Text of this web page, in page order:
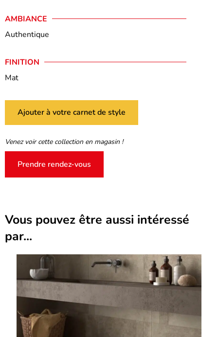
AMBIANCE
Authentique
FINITION
Mat
Ajouter à votre carnet de style
Venez voir cette collection en magasin !
Prendre rendez-vous
Vous pouvez être aussi intéressé
par...